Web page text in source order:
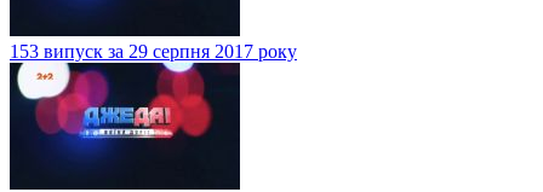
153 випуск за 29 серпня 2017 року